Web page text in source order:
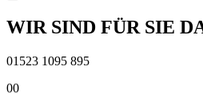
WIR SIND FÜR SIE
01523 1095 895
00